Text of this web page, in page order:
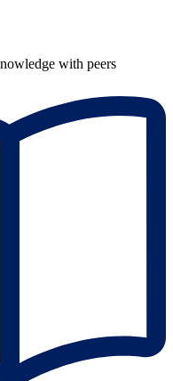
with peers